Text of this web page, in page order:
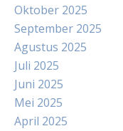
Oktober 2025
September 2025
Agustus 2025
Juli 2025
Juni 2025
Mei 2025
April 2025